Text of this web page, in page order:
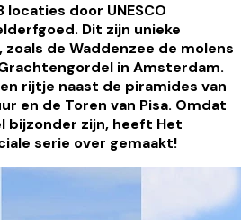
locaties door UNESCO
Dit zijn unieke
de Waddenzee de molens
in Amsterdam.
rijtje naast de piramides van
en de Toren van Pisa. Omdat
bijzonder zijn, heeft Het
serie over gemaakt!